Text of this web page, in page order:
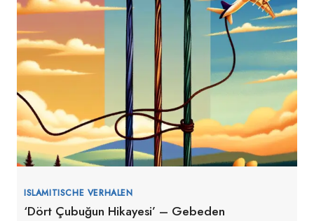
ISLAMITISCHE VERHALEN
‘Dört Çubuğun Hikayesi’ – Gebeden